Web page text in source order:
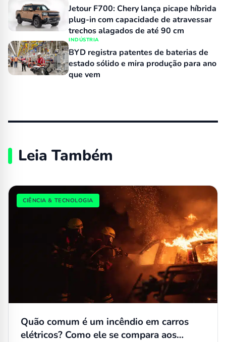
Jetour F700: Chery lança picape híbrida
plug-in com capacidade de atravessar
trechos alagados de até 90 cm
INDÚSTRIA
BYD registra patentes de baterias de
estado sólido e mira produção para ano
que vem
Leia Também
CIÊNCIA & TECNOLOGIA
Quão comum é um incêndio em carros
elétricos? Como ele se compara aos